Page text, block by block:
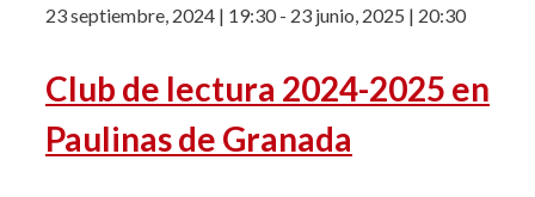
23 septiembre, 2024 | 19:30- 23 junio, 2025 | 20:30
Club de lectura 2024-2025 en
Paulinas de Granada